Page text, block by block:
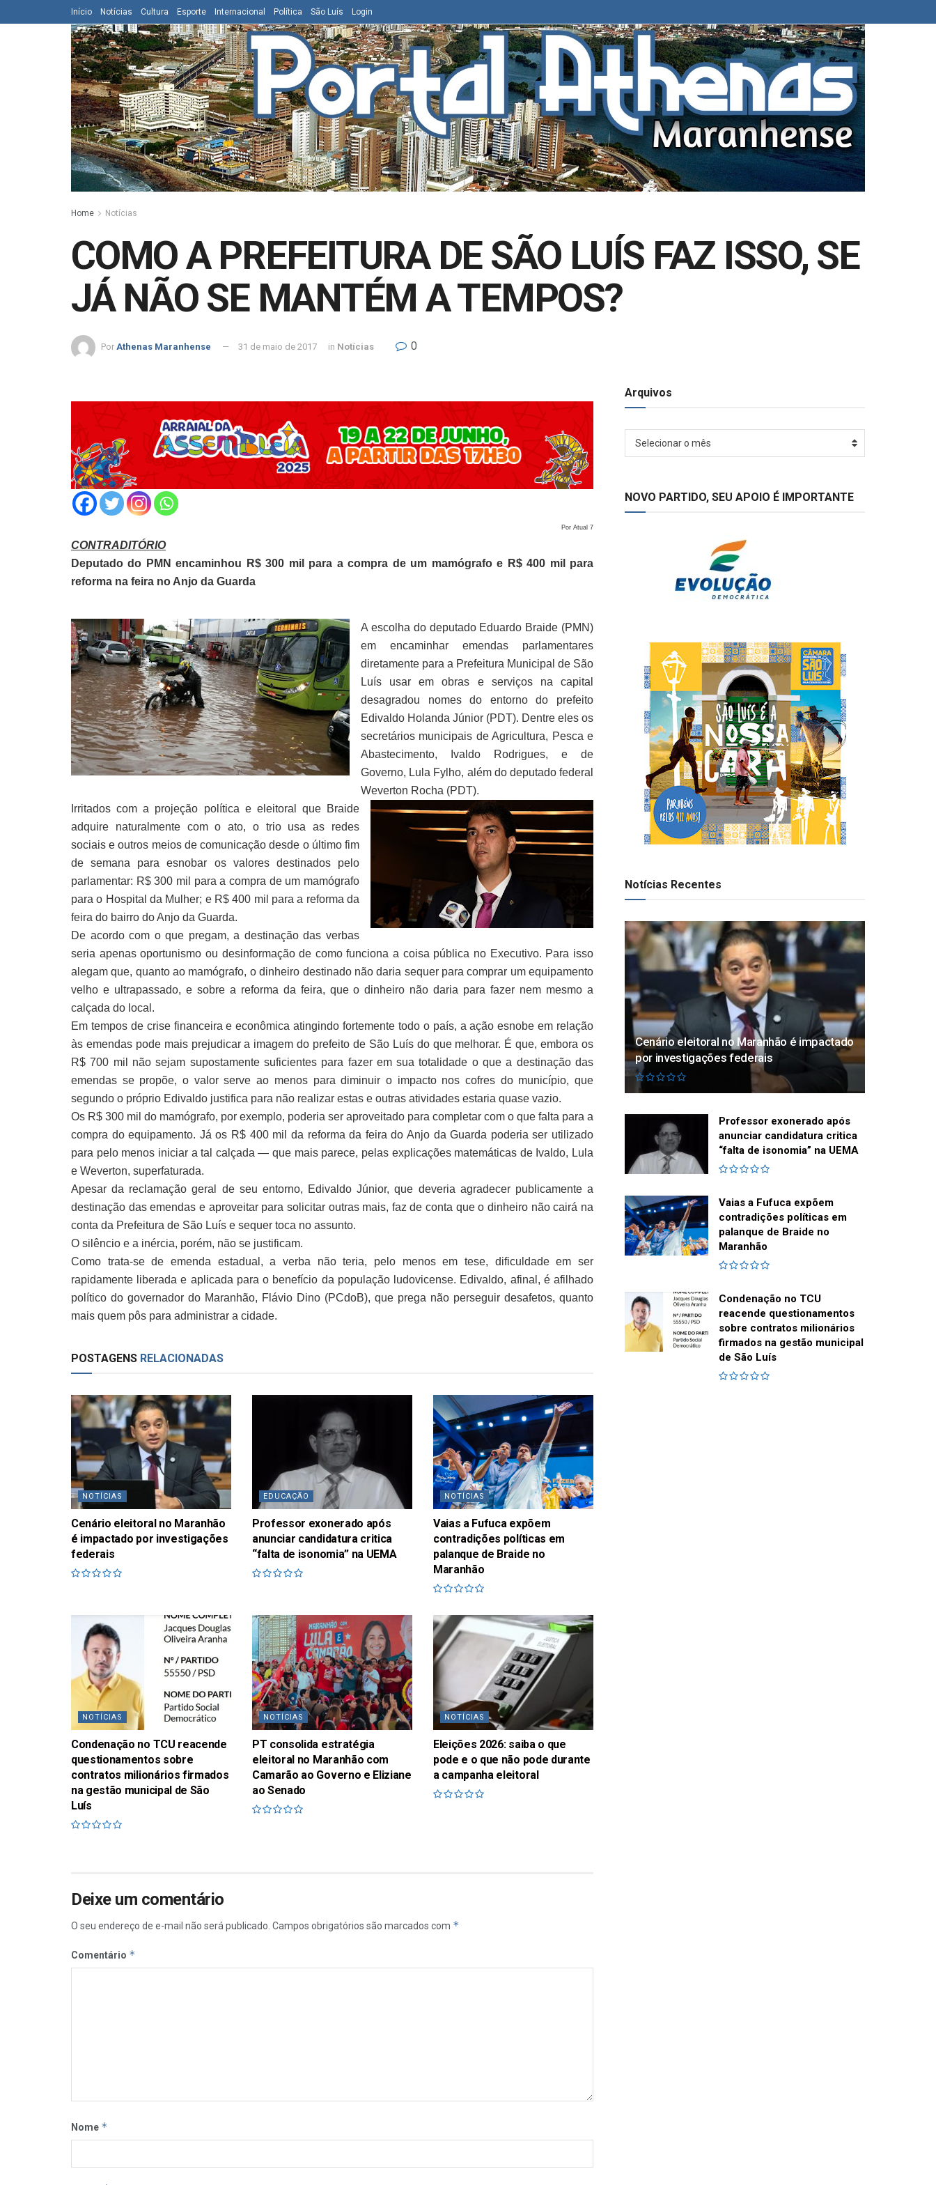
Início Notícias Cultura Esporte Internacional Política São Luís Login
Home Notícias
COMO A PREFEITURA DE SÃO LUÍS FAZ ISSO, SE
JÁ NÃO SE MANTÉM A TEMPOS?
Por Athenas Maranhense 31 de maio de 2017 in Notícias 0
Por Atual 7
CONTRADITÓRIO
Deputado do PMN encaminhou R$ 300 mil para a compra de um mamógrafo e R$ 400 mil para
reforma na feira no Anjo da Guarda
A escolha do deputado Eduardo Braide (PMN)
em encaminhar emendas parlamentares
diretamente para a Prefeitura Municipal de São
Luís usar em obras e serviços na capital
desagradou nomes do entorno do prefeito
Edivaldo Holanda Júnior (PDT). Dentre eles os
secretários municipais de Agricultura, Pesca e
Abastecimento, Ivaldo Rodrigues, e de
Governo, Lula Fylho, além do deputado federal
Weverton Rocha (PDT).
Irritados com a projeção política e eleitoral que Braide
adquire naturalmente com o ato, o trio usa as redes
sociais e outros meios de comunicação desde o último fim
de semana para esnobar os valores destinados pelo
parlamentar: R$ 300 mil para a compra de um mamógrafo
para o Hospital da Mulher; e R$ 400 mil para a reforma da
feira do bairro do Anjo da Guarda.
De acordo com o que pregam, a destinação das verbas
seria apenas oportunismo ou desinformação de como funciona a coisa pública no Executivo. Para isso
alegam que, quanto ao mamógrafo, o dinheiro destinado não daria sequer para comprar um equipamento
velho e ultrapassado, e sobre a reforma da feira, que o dinheiro não daria para fazer nem mesmo a
calçada do local.
Em tempos de crise financeira e econômica atingindo fortemente todo o país, a ação esnobe em relação
às emendas pode mais prejudicar a imagem do prefeito de São Luís do que melhorar. É que, embora os
R$ 700 mil não sejam supostamente suficientes para fazer em sua totalidade o que a destinação das
emendas se propõe, o valor serve ao menos para diminuir o impacto nos cofres do município, que
segundo o próprio Edivaldo justifica para não realizar estas e outras atividades estaria quase vazio.
Os R$ 300 mil do mamógrafo, por exemplo, poderia ser aproveitado para completar com o que falta para a
compra do equipamento. Já os R$ 400 mil da reforma da feira do Anjo da Guarda poderia ser utilizado
para pelo menos iniciar a tal calçada — que mais parece, pelas explicações matemáticas de Ivaldo, Lula
e Weverton, superfaturada.
Apesar da reclamação geral de seu entorno, Edivaldo Júnior, que deveria agradecer publicamente a
destinação das emendas e aproveitar para solicitar outras mais, faz de conta que o dinheiro não cairá na
conta da Prefeitura de São Luís e sequer toca no assunto.
O silêncio e a inércia, porém, não se justificam.
Como trata-se de emenda estadual, a verba não teria, pelo menos em tese, dificuldade em ser
rapidamente liberada e aplicada para o benefício da população ludovicense. Edivaldo, afinal, é afilhado
político do governador do Maranhão, Flávio Dino (PCdoB), que prega não perseguir desafetos, quanto
mais quem pôs para administrar a cidade.
POSTAGENS RELACIONADAS
NOTÍCIAS
Cenário eleitoral no Maranhão
é impactado por investigações
federais
EDUCAÇÃO
Professor exonerado após
anunciar candidatura critica
“falta de isonomia” na UEMA
NOTÍCIAS
Vaias a Fufuca expõem
contradições políticas em
palanque de Braide no
Maranhão
NOTÍCIAS
Condenação no TCU reacende
questionamentos sobre
contratos milionários firmados
na gestão municipal de São
Luís
NOTÍCIAS
PT consolida estratégia
eleitoral no Maranhão com
Camarão ao Governo e Eliziane
ao Senado
NOTÍCIAS
Eleições 2026: saiba o que
pode e o que não pode durante
a campanha eleitoral
Deixe um comentário
O seu endereço de e-mail não será publicado. Campos obrigatórios são marcados com *
Comentário *
Nome *
Arquivos
Arquivos
Selecionar o mês
NOVO PARTIDO, SEU APOIO É IMPORTANTE
Notícias Recentes
Cenário eleitoral no Maranhão é impactado
por investigações federais
Professor exonerado após
anunciar candidatura critica
“falta de isonomia” na UEMA
Vaias a Fufuca expõem
contradições políticas em
palanque de Braide no
Maranhão
Condenação no TCU
reacende questionamentos
sobre contratos milionários
firmados na gestão municipal
de São Luís